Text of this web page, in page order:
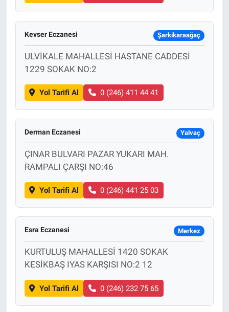
Kevser Eczanesi Şarkikaraağaç
ULVİKALE MAHALLESİ HASTANE CADDESİ
1229 SOKAK NO:2
Yol Tarifi Al 0 (246) 411 44 41
Derman Eczanesi Yalvaç
ÇINAR BULVARI PAZAR YUKARI MAH.
RAMPALI ÇARŞI NO:46
Yol Tarifi Al 0 (246) 441 25 03
Esra Eczanesi Merkez
KURTULUŞ MAHALLESİ 1420 SOKAK
KESİKBAŞ IYAS KARŞISI NO:2 12
Yol Tarifi Al 0 (246) 232 75 65